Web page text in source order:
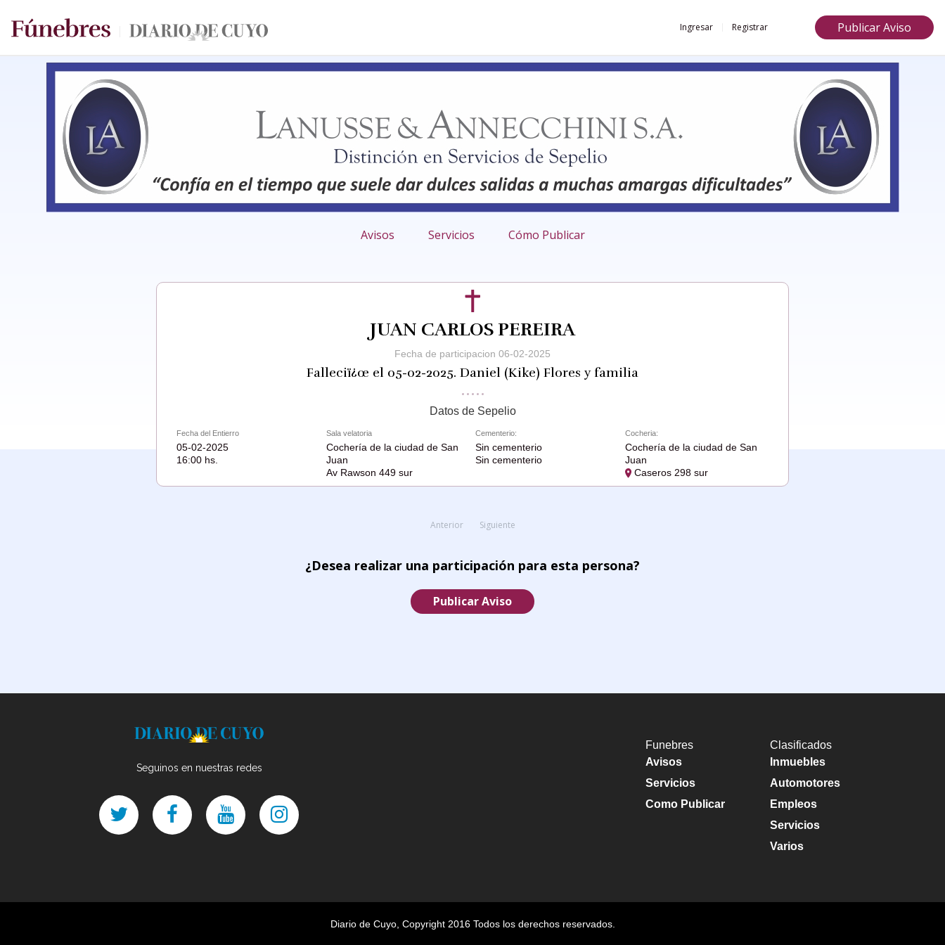
Ingresar Registrar Publicar Aviso
Avisos Servicios Cómo Publicar
JUAN CARLOS PEREIRA
Fecha de participacion 06-02-2025
Falleciï¿œ el 05-02-2025. Daniel (Kike) Flores y familia
Datos de Sepelio
Fecha del Entierro
05-02-2025
16:00 hs.
Sala velatoria
Cochería de la ciudad de San
Juan
Av Rawson 449 sur
Cementerio:
Sin cementerio
Sin cementerio
Cocheria:
Cochería de la ciudad de San
Juan
Caseros 298 sur
Anterior Siguiente
¿Desea realizar una participación para esta persona?
Publicar Aviso
Seguinos en nuestras redes
Funebres
Avisos
Servicios
Como Publicar
Clasificados
Inmuebles
Automotores
Empleos
Servicios
Varios
Diario de Cuyo, Copyright 2016 Todos los derechos reservados.